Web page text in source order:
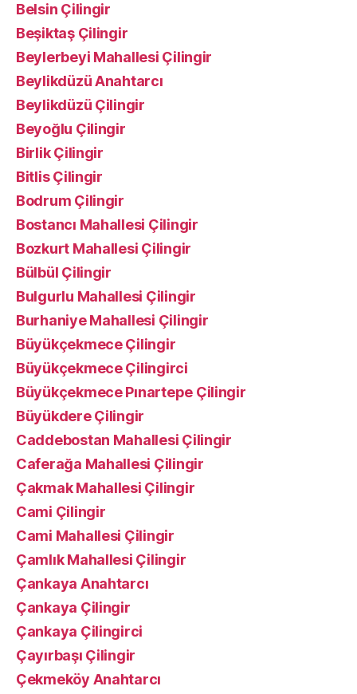
Belsin Çilingir
Beşiktaş Çilingir
Beylerbeyi Mahallesi Çilingir
Beylikdüzü Anahtarcı
Beylikdüzü Çilingir
Beyoğlu Çilingir
Birlik Çilingir
Bitlis Çilingir
Bodrum Çilingir
Bostancı Mahallesi Çilingir
Bozkurt Mahallesi Çilingir
Bülbül Çilingir
Bulgurlu Mahallesi Çilingir
Burhaniye Mahallesi Çilingir
Büyükçekmece Çilingir
Büyükçekmece Çilingirci
Büyükçekmece Pınartepe Çilingir
Büyükdere Çilingir
Caddebostan Mahallesi Çilingir
Caferağa Mahallesi Çilingir
Çakmak Mahallesi Çilingir
Cami Çilingir
Cami Mahallesi Çilingir
Çamlık Mahallesi Çilingir
Çankaya Anahtarcı
Çankaya Çilingir
Çankaya Çilingirci
Çayırbaşı Çilingir
Çekmeköy Anahtarcı